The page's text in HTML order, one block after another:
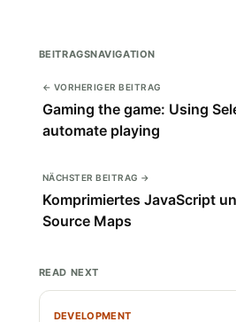
BEITRAGSNAVIGATION
← VORHERIGER BEITRAG
Gaming the game: Using
automate playing
NÄCHSTER BEITRAG →
Komprimiertes JavaScript
Source Maps
READ NEXT
DEVELOPMENT